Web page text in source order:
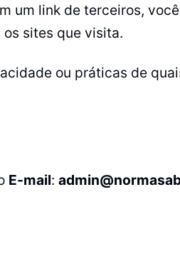
um link de terceiros,
sites que visita.
ou práticas de
E-mail: